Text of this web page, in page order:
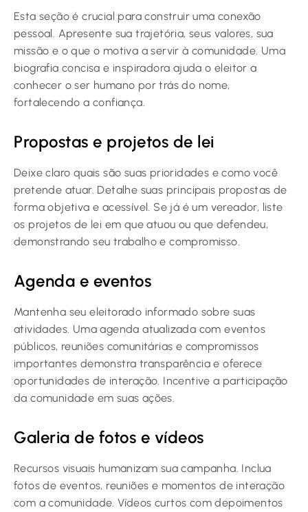
Esta seção é crucial para construir uma conexão
pessoal. Apresente sua trajetória, seus valores, sua
missão e o que o motiva a servir à comunidade. Uma
biografia concisa e inspiradora ajuda o eleitor a
conhecer o ser humano por trás do nome,
fortalecendo a confiança.
Propostas e projetos de lei
Deixe claro quais são suas prioridades e como você
pretende atuar. Detalhe suas principais propostas de
forma objetiva e acessível. Se já é um vereador, liste
os projetos de lei em que atuou ou que defendeu,
demonstrando seu trabalho e compromisso.
Agenda e eventos
Mantenha seu eleitorado informado sobre suas
atividades. Uma agenda atualizada com eventos
públicos, reuniões comunitárias e compromissos
importantes demonstra transparência e oferece
oportunidades de interação. Incentive a participação
da comunidade em suas ações.
Galeria de fotos e vídeos
Recursos visuais humanizam sua campanha. Inclua
fotos de eventos, reuniões e momentos de interação
com a comunidade. Vídeos curtos com depoimentos